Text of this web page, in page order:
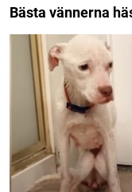
Bästa vännerna